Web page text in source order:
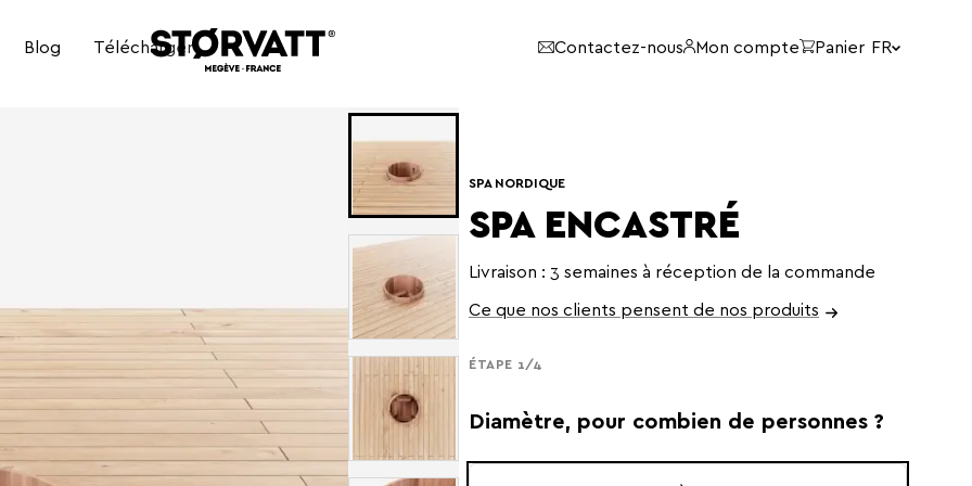
Blog Télécharger Contactez-nous Mon compte Panierlangue:
FR
SPA NORDIQUE
SPA ENCASTRÉ
Livraison : 3 semaines à réception de la commande
Ce que nos clients pensent de nos produits
ÉTAPE 1/4
Diamètre, pour combien de personnes ?